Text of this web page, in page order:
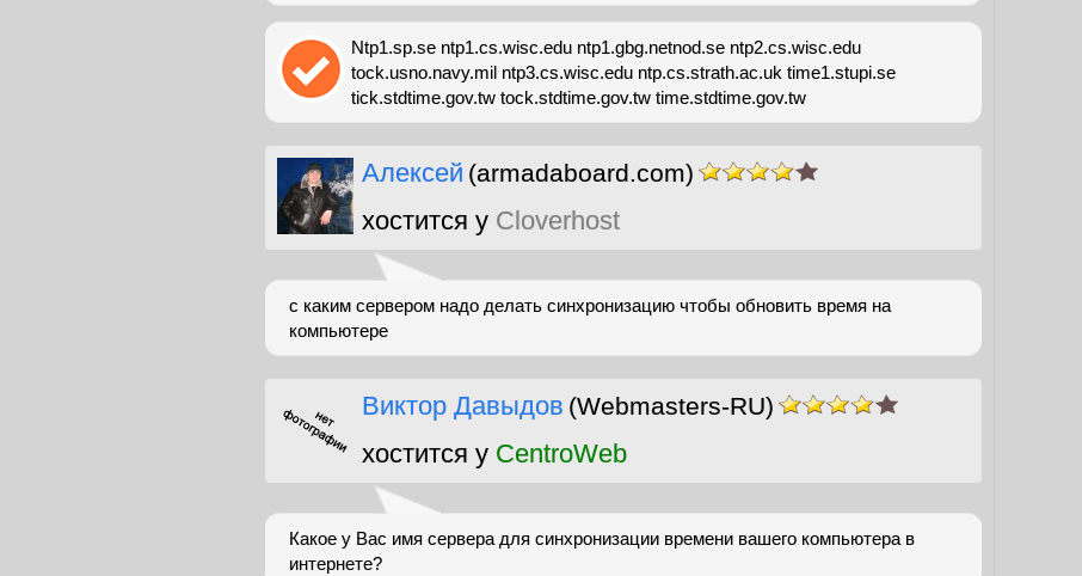
Ntp1.sp.se ntp1.cs.wisc.edu ntp1.gbg.netnod.se ntp2.cs.wisc.edu
tock.usno.navy.mil ntp3.cs.wisc.edu ntp.cs.strath.ac.uk time1.stupi.se
tick.stdtime.gov.tw tock.stdtime.gov.tw time.stdtime.gov.tw
Алексей (armadaboard.com)
хостится у Cloverhost
с каким сервером надо делать синхронизацию чтобы обновить время на
компьютере
Виктор Давыдов (Webmasters-RU)
хостится у CentroWeb
Какое у Вас имя сервера для синхронизации времени вашего компьютера в
интернете?